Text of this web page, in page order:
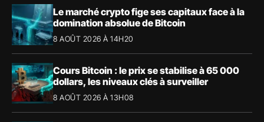
Le marché crypto fige ses capitaux face à la
domination absolue de Bitcoin
8 AOÛT 2026 À 14H20
Cours Bitcoin : le prix se stabilise à 65 000
dollars, les niveaux clés à surveiller
8 AOÛT 2026 À 13H08